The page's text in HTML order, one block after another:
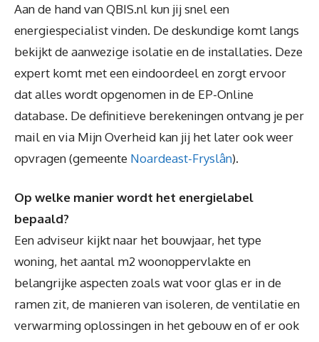
Aan de hand van QBIS.nl kun jij snel een
energiespecialist vinden. De deskundige komt langs
bekijkt de aanwezige isolatie en de installaties. Deze
expert komt met een eindoordeel en zorgt ervoor
dat alles wordt opgenomen in de EP-Online
database. De definitieve berekeningen ontvang je per
mail en via Mijn Overheid kan jij het later ook weer
opvragen (gemeente Noardeast-Fryslân).
Op welke manier wordt het energielabel
bepaald?
Een adviseur kijkt naar het bouwjaar, het type
woning, het aantal m2 woonoppervlakte en
belangrijke aspecten zoals wat voor glas er in de
ramen zit, de manieren van isoleren, de ventilatie en
verwarming oplossingen in het gebouw en of er ook